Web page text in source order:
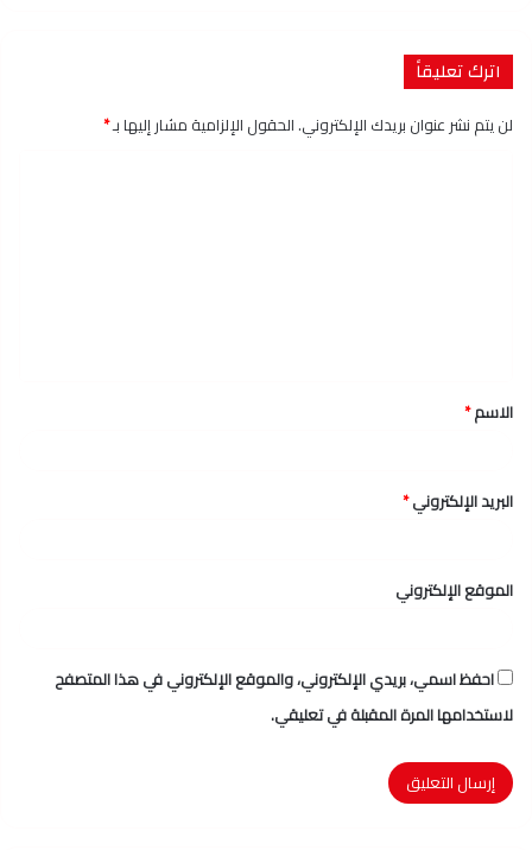
اترك تعليقاً
لن يتم نشر عنوان بريدك الإلكتروني.الحقول الإلزامية مشار إليها بـ*
*
الاسم*
البريد الإلكتروني*
الموقع الإلكتروني
احفظ اسمي، بريدي الإلكتروني، والموقع الإلكتروني في هذا المتصفح
لاستخدامها المرة المقبلة في تعليقي.